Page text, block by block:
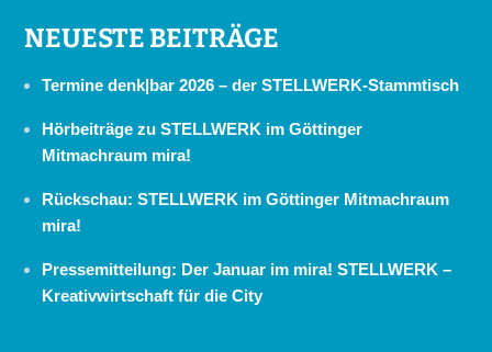
NEUESTE BEITRÄGE
Termine denk|bar 2026 – der STELLWERK-Stammtisch
Hörbeiträge zu STELLWERK im Göttinger
Mitmachraum mira!
Rückschau: STELLWERK im Göttinger Mitmachraum
mira!
Pressemitteilung: Der Januar im mira! STELLWERK –
Kreativwirtschaft für die City